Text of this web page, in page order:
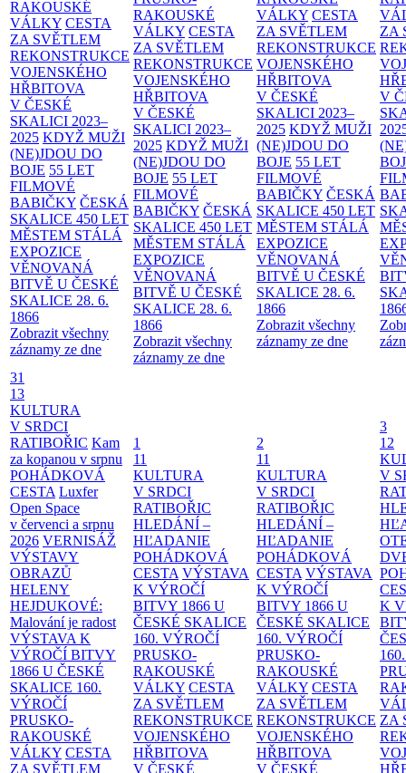
RAKOUSKÉ
VÁLKY CESTA
ZA SVĚTLEM
REKONSTRUKCE
VOJENSKÉHO
HŘBITOVA
V ČESKÉ
SKALICI 2023–
2025 KDYŽ MUŽI
(NE)JDOU DO
BOJE 55 LET
FILMOVÉ
BABIČKY ČESKÁ
SKALICE 450 LET
MĚSTEM STÁLÁ
EXPOZICE
VĚNOVANÁ
BITVĚ U ČESKÉ
SKALICE 28. 6.
1866
Zobrazit všechny
záznamy ze dne
RAKOUSKÉ
VÁLKY CESTA
ZA SVĚTLEM
REKONSTRUKCE
VOJENSKÉHO
HŘBITOVA
V ČESKÉ
SKALICI 2023–
2025 KDYŽ MUŽI
(NE)JDOU DO
BOJE 55 LET
FILMOVÉ
BABIČKY ČESKÁ
SKALICE 450 LET
MĚSTEM STÁLÁ
EXPOZICE
VĚNOVANÁ
BITVĚ U ČESKÉ
SKALICE 28. 6.
1866
Zobrazit všechny
záznamy ze dne
VÁLKY CESTA
ZA SVĚTLEM
REKONSTRUKCE
VOJENSKÉHO
HŘBITOVA
V ČESKÉ
SKALICI 2023–
2025 KDYŽ MUŽI
(NE)JDOU DO
BOJE 55 LET
FILMOVÉ
BABIČKY ČESKÁ
SKALICE 450 LET
MĚSTEM STÁLÁ
EXPOZICE
VĚNOVANÁ
BITVĚ U ČESKÉ
SKALICE 28. 6.
1866
Zobrazit všechny
záznamy ze dne
ZA
V
31
13
KULTURA
V SRDCI
RATIBOŘIC Kam
za kopanou v srpnu
POHÁDKOVÁ
CESTA Luxfer
Open Space
v červenci a srpnu
2026 VERNISÁŽ
VÝSTAVY
OBRAZŮ
HELENY
HEJDUKOVÉ:
Malování je radost
VÝSTAVA K
VÝROČÍ BITVY
1866 U ČESKÉ
SKALICE 160.
VÝROČÍ
PRUSKO-
RAKOUSKÉ
VÁLKY CESTA
ZA SVĚTLEM
1
11
KULTURA
V SRDCI
RATIBOŘIC
HLEDÁNÍ –
HĽADANIE
POHÁDKOVÁ
CESTA VÝSTAVA
K VÝROČÍ
BITVY 1866 U
ČESKÉ SKALICE
160. VÝROČÍ
PRUSKO-
RAKOUSKÉ
VÁLKY CESTA
ZA SVĚTLEM
REKONSTRUKCE
VOJENSKÉHO
HŘBITOVA
V ČESKÉ
2
11
KULTURA
V SRDCI
RATIBOŘIC
HLEDÁNÍ –
HĽADANIE
POHÁDKOVÁ
CESTA VÝSTAVA
K VÝROČÍ
BITVY 1866 U
ČESKÉ SKALICE
160. VÝROČÍ
PRUSKO-
RAKOUSKÉ
VÁLKY CESTA
ZA SVĚTLEM
REKONSTRUKCE
VOJENSKÉHO
HŘBITOVA
V ČESKÉ
3
12
V
K
ZA